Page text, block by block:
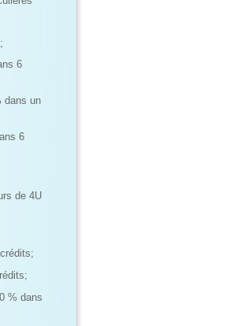
6
dans un
6
de 4U
% dans